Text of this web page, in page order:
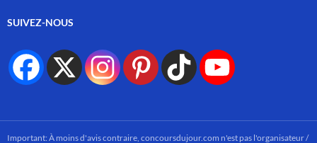
SUIVEZ-NOUS
Important: À moins d'avis contraire, concoursdujour.com n'est pas l'organisateur /